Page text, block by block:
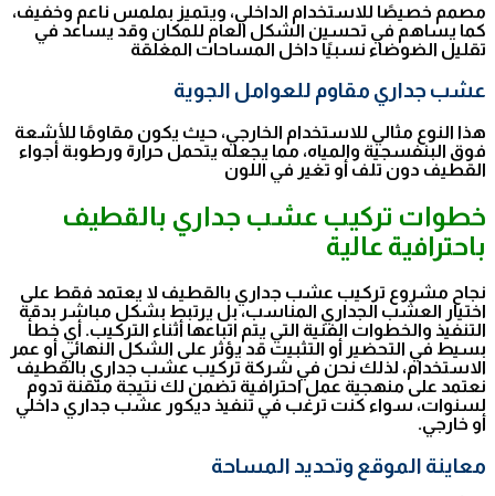
مصمم خصيصًا للاستخدام الداخلي، ويتميز بملمس ناعم وخفيف،
كما يساهم في تحسين الشكل العام للمكان وقد يساعد في
تقليل الضوضاء نسبيًا داخل المساحات المغلقة
عشب جداري مقاوم للعوامل الجوية
هذا النوع مثالي للاستخدام الخارجي، حيث يكون مقاومًا للأشعة
فوق البنفسجية والمياه، مما يجعله يتحمل حرارة ورطوبة أجواء
القطيف دون تلف أو تغير في اللون
خطوات تركيب عشب جداري بالقطيف
باحترافية عالية
نجاح مشروع تركيب عشب جداري بالقطيف لا يعتمد فقط على
اختيار العشب الجداري المناسب، بل يرتبط بشكل مباشر بدقة
التنفيذ والخطوات الفنية التي يتم اتباعها أثناء التركيب. أي خطأ
بسيط في التحضير أو التثبيت قد يؤثر على الشكل النهائي أو عمر
الاستخدام، لذلك نحن في شركة تركيب عشب جداري بالقطيف
نعتمد على منهجية عمل احترافية تضمن لك نتيجة متقنة تدوم
لسنوات، سواء كنت ترغب في تنفيذ ديكور عشب جداري داخلي
أو خارجي.
معاينة الموقع وتحديد المساحة